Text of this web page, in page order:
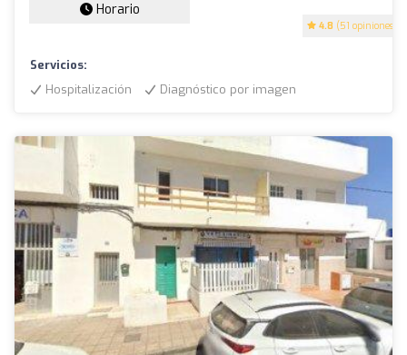
4.8 (51 opiniones)
Horario
Servicios:
Hospitalización
Diagnóstico por imagen